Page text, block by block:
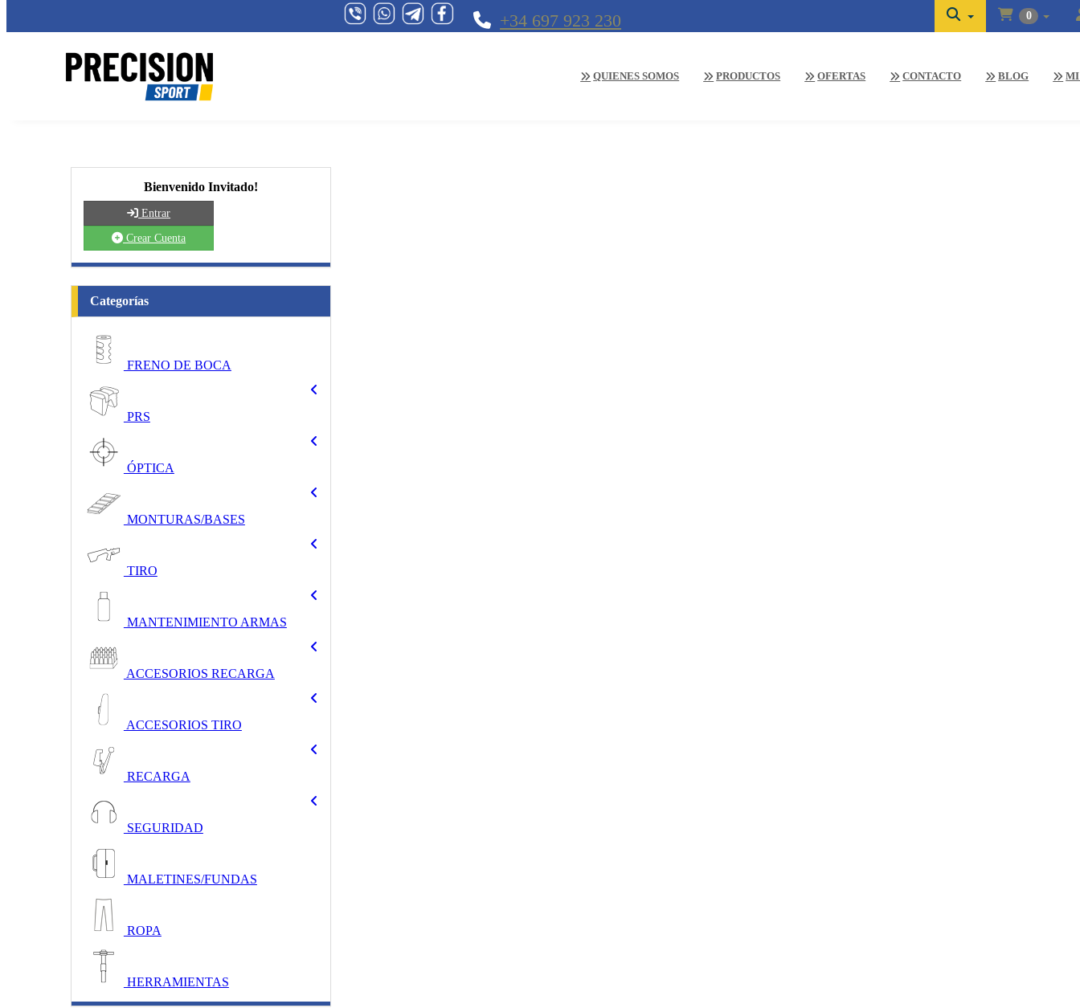
+34 697 923 230 0
QUIENES SOMOS PRODUCTOS OFERTAS CONTACTO BLOG MI
Bienvenido Invitado!
Entrar
Crear Cuenta
Categorías
FRENO DE BOCA
PRS
ÓPTICA
MONTURAS/BASES
TIRO
MANTENIMIENTO ARMAS
ACCESORIOS RECARGA
ACCESORIOS TIRO
RECARGA
SEGURIDAD
MALETINES/FUNDAS
ROPA
HERRAMIENTAS